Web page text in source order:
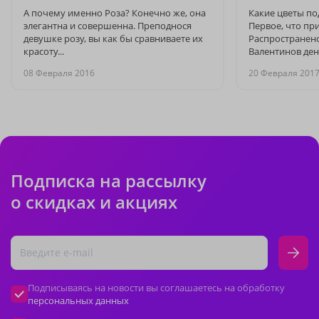
А почему именно Роза? Конечно же, она
элегантна и совершенна. Преподнося
девушке розу, вы как бы сравниваете их
красоту...
08 Февраля 2016
Какие цветы
Первое, что
Валентинов
20 Февраля 2017
Подписка на рассылку
о скидках и акциях
Подписываясь на новости вы соглашаетесь на обработку
персональных данных